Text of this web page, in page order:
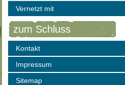
Vernetzt mit
zum Schluss
Kontakt
Impressum
Sitemap